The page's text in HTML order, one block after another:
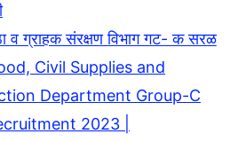
व ग्राहक संरक्षण विभाग गट- क सरळ
Civil Supplies and
Department Group-C
2023 |